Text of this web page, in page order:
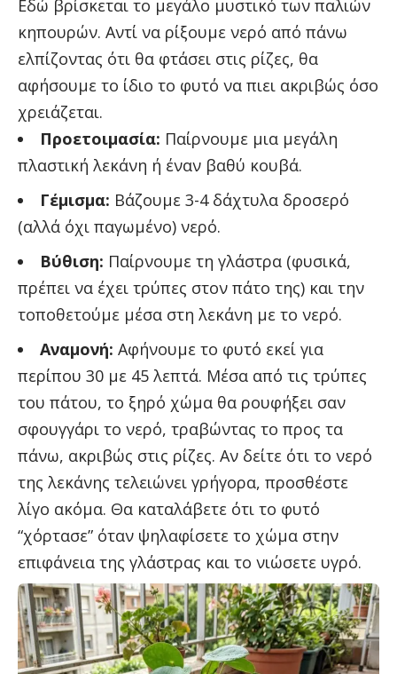
Εδώ βρίσκεται το μεγάλο μυστικό των παλιών
κηπουρών. Αντί να ρίξουμε νερό από πάνω
ελπίζοντας ότι θα φτάσει στις ρίζες, θα
αφήσουμε το ίδιο το φυτό να πιει ακριβώς όσο
χρειάζεται.
Προετοιμασία: Παίρνουμε μια μεγάλη
πλαστική λεκάνη ή έναν βαθύ κουβά.
Γέμισμα: Βάζουμε 3-4 δάχτυλα δροσερό
(αλλά όχι παγωμένο) νερό.
Βύθιση: Παίρνουμε τη γλάστρα (φυσικά,
πρέπει να έχει τρύπες στον πάτο της) και την
τοποθετούμε μέσα στη λεκάνη με το νερό.
Αναμονή: Αφήνουμε το φυτό εκεί για
περίπου 30 με 45 λεπτά. Μέσα από τις τρύπες
του πάτου, το ξηρό χώμα θα ρουφήξει σαν
σφουγγάρι το νερό, τραβώντας το προς τα
πάνω, ακριβώς στις ρίζες. Αν δείτε ότι το νερό
της λεκάνης τελειώνει γρήγορα, προσθέστε
λίγο ακόμα. Θα καταλάβετε ότι το φυτό
“χόρτασε” όταν ψηλαφίσετε το χώμα στην
επιφάνεια της γλάστρας και το νιώσετε υγρό.